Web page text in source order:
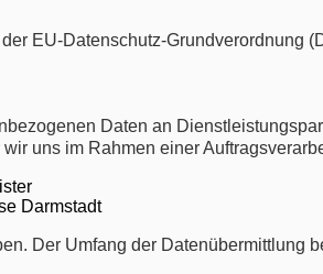
EU-Datenschutz-Grundverordnung
Daten an
uns im Rahmen einer
Darmstadt
Der Umfang der Datenübermittlung